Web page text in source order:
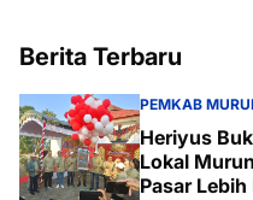
Berita Terbaru
PEMKAB
Heriyus
Lokal
Pasar Lebih